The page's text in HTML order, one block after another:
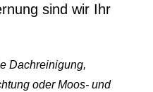
sind wir Ihr
Dachreinigung,
oder Moos- und